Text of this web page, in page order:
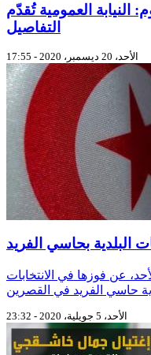
العمومية تُقدّم
التفاصيل
الأحد، 20 ديسمبر، 2020 - 17:55
البلدية بحاسي الفريد
عن فوزها في الانتخابات
الأحد، 5 جويلية، 2020 - 23:32